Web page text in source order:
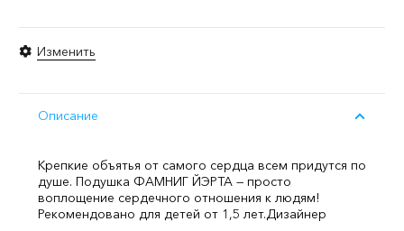
Изменить
Описание
Крепкие объятья от самого сердца всем придутся по
душе. Подушка ФАМНИГ ЙЭРТА — просто
воплощение сердечного отношения к людям!
Рекомендовано для детей от 1,5 лет.Дизайнер